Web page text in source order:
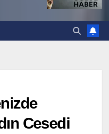
Cesedi